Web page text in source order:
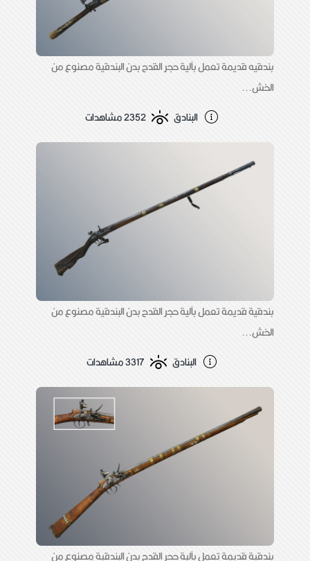
بندقيه قديمة تعمل بآلية حجر القدح بدن البندقية مصنوع من
الخش...
البنادق
2352 مشاهدات
بندقية قديمة تعمل بآلية حجر القدح بدن البندقية مصنوع من
الخش...
البنادق
3317 مشاهدات
بندقية قديمة تعمل بآلية حجر القدح بدن البندقية مصنوع من